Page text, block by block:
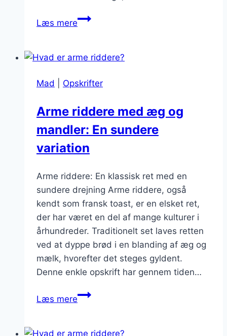
Læs mereArme
nutella:
forkælelse
Mad Opskrifter
Arme riddere med æg og
mandler: En sundere
variation
Arme riddere: En klassisk ret med en
sundere drejning Arme riddere, også
kendt som fransk toast, er en elsket ret,
der har været en del af mange kulturer i
århundreder. Traditionelt set laves retten
ved at dyppe brød i en blanding af æg og
mælk, hvorefter det steges gyldent.
Denne enkle opskrift har gennem tiden…
Læs mereArme